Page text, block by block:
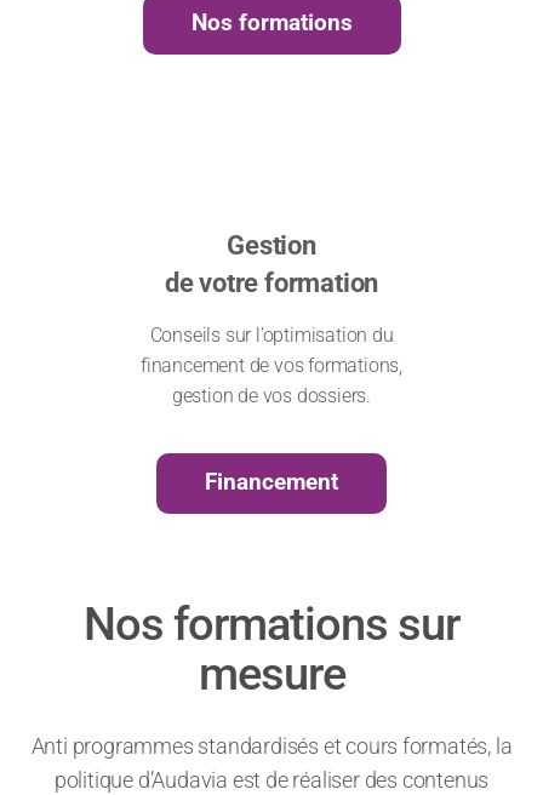
Nos formations
Gestion
de votre formation
Conseils sur l’optimisation du
financement de vos formations,
gestion de vos dossiers.
Financement
Nos formations sur
mesure
Anti programmes standardisés et cours formatés, la
politique d’Audavia est de réaliser des contenus